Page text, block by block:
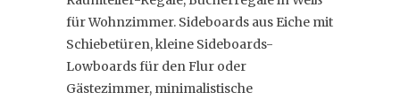
für Wohnzimmer. Sideboards aus Eiche mit
Schiebetüren, kleine Sideboards-
Lowboards für den Flur oder
Gästezimmer, minimalistische